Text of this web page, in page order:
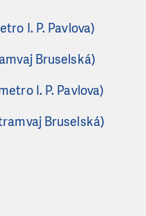
I. P. Pavlova)
Bruselská)
I. P. Pavlova)
Bruselská)